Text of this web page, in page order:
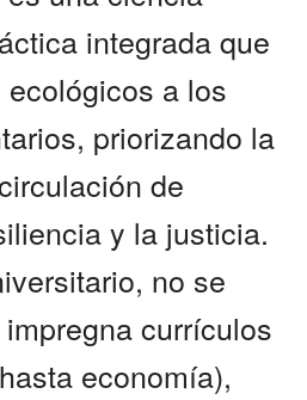
integrada que
a los
priorizando la
de
y la justicia.
no se
currículos
economía),